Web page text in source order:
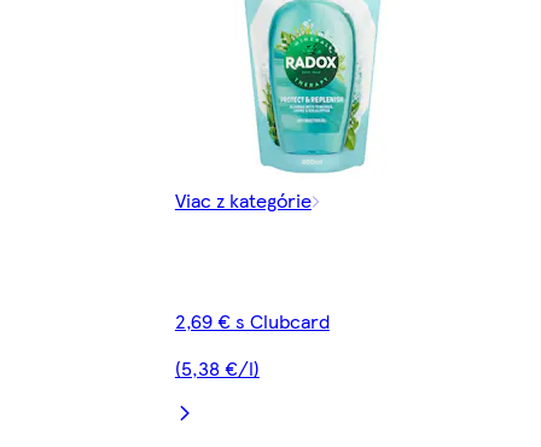
Viac z kategórie
2,69 € s Clubcard
(5,38 €/l)